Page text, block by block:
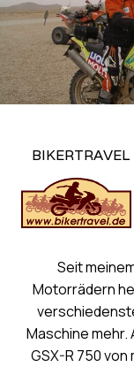
Seit
Motorrädern
Maschine mehr.
GSX-R 750